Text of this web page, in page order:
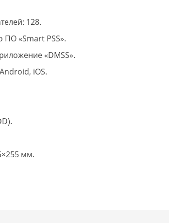
128.
«Smart PSS».
«DMSS».
iOS.
мм.